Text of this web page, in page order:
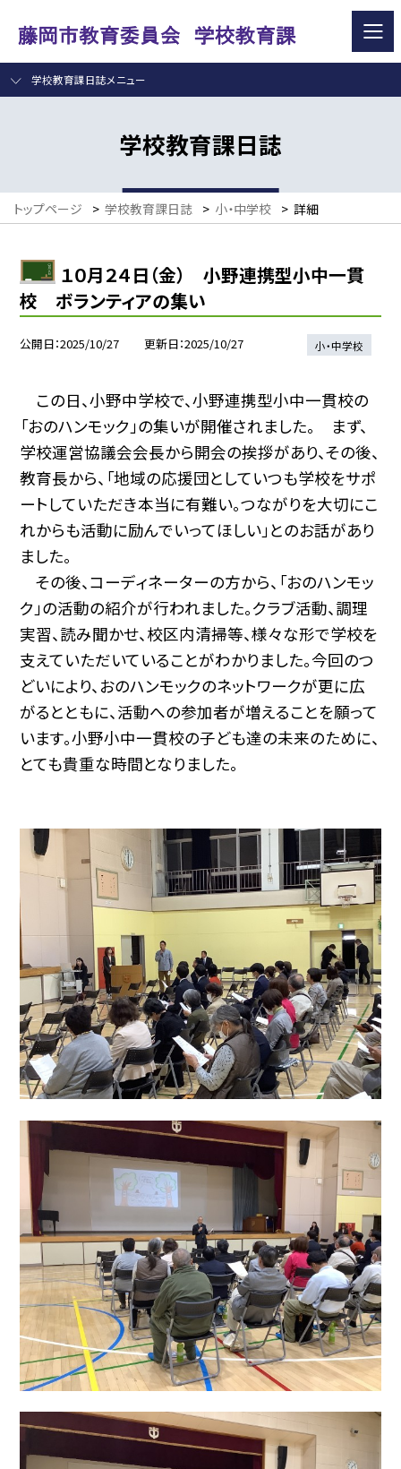
学校教育課日誌メニュー
学校教育課日誌
トップページ > 学校教育課日誌 > 小・中学校 > 詳細
１０月２４日（金） 小野連携型小中一貫
校 ボランティアの集い
公開日 2025/10/27 更新日 2025/10/27 小・中学校
この日、小野中学校で、小野連携型小中一貫校の
「おのハンモック」の集いが開催されました。 まず、
学校運営協議会会長から開会の挨拶があり、その後、
教育長から、「地域の応援団としていつも学校をサポ
ートしていただき本当に有難い。つながりを大切にこ
れからも活動に励んでいってほしい」とのお話があり
ました。
その後、コーディネーターの方から、「おのハンモッ
ク」の活動の紹介が行われました。クラブ活動、調理
実習、読み聞かせ、校区内清掃等、様々な形で学校を
支えていただいていることがわかりました。今回のつ
どいにより、おのハンモックのネットワークが更に広
がるとともに、活動への参加者が増えることを願って
います。小野小中一貫校の子ども達の未来のために、
とても貴重な時間となりました。